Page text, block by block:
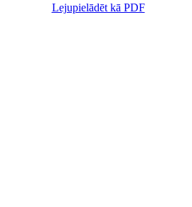
Lejupielādēt kā PDF